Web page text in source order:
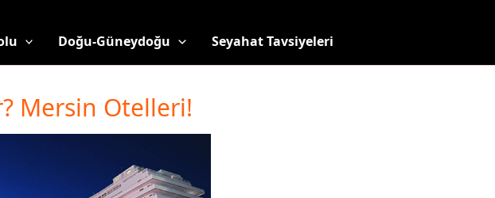
Doğu-Güneydoğu Seyahat Tavsiyeleri
Mersin Otelleri!